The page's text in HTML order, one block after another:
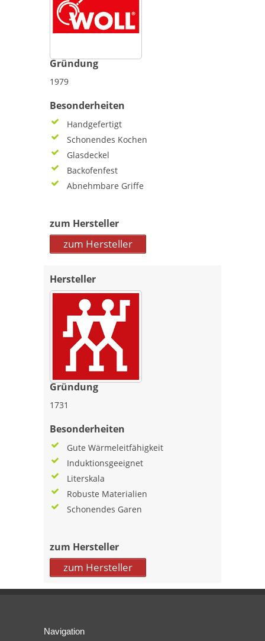
Gründung
1979
Besonderheiten
Handgefertigt
Schonendes Kochen
Glasdeckel
Backofenfest
Abnehmbare Griffe
zum Hersteller
zum Hersteller
Hersteller
Gründung
1731
Besonderheiten
Gute Wärmeleitfähigkeit
Induktionsgeeignet
Literskala
Robuste Materialien
Schonendes Garen
zum Hersteller
zum Hersteller
Navigation